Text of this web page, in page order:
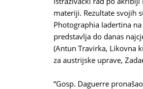
materiji. Rezultate svojih
Photographia Iadertina
predstavlja do danas
(Antun Travirka, Likovna
za austrijske uprave,
“Gosp. Daguerre